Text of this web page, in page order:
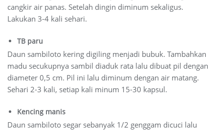
cangkir air panas. Setelah dingin diminum sekaligus.
Lakukan 3-4 kali sehari.
TB paru
Daun sambiloto kering digiling menjadi bubuk. Tambahkan
madu secukupnya sambil diaduk rata lalu dibuat pil dengan
diameter 0,5 cm. Pil ini lalu diminum dengan air matang.
Sehari 2-3 kali, setiap kali minum 15-30 kapsul.
Kencing manis
Daun sambiloto segar sebanyak 1/2 genggam dicuci lalu